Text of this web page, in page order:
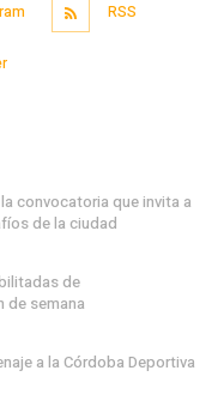
RSS
convocatoria que invita a
de la ciudad
de
de semana
a la Córdoba Deportiva